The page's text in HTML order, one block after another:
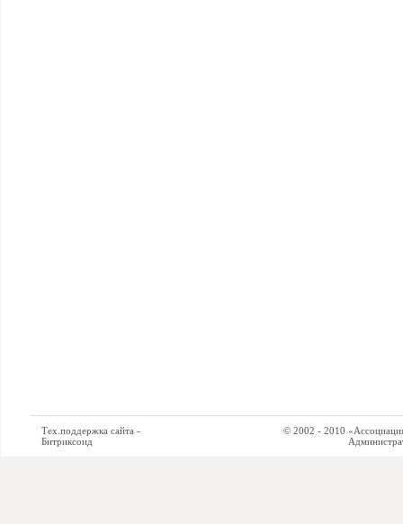
Тех.поддержка сайта -
Битриксоид
© 2002 - 2010 «Ассоциация